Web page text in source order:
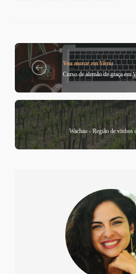
Vou morar em Viena
Curso de alemão de graça em
Wachau - Região de vinhos